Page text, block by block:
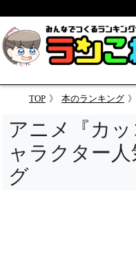
TOP 本のランキング
アニメ『カ
ャラクター
グ